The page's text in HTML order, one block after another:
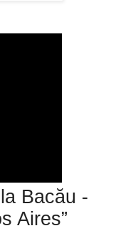
Bacău -
Aires”